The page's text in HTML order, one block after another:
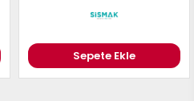
Sepete Ekle